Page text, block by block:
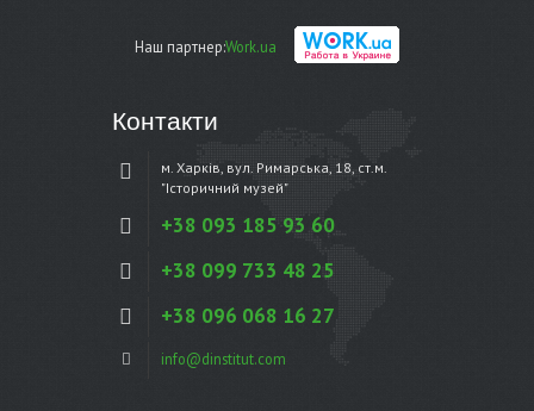
Наш партнер:Work.ua
Контакти
м. Харків, вул. Римарська, 18, ст.м.
"Історичний музей"
+38 093 185 93 60
+38 099 733 48 25
+38 096 068 16 27
info@dinstitut.com